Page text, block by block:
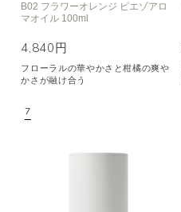
B02 フラワーオレンジ ピエゾアロ
マオイル 100ml
4,840円
フローラルの華やかさと柑橘の爽や
かさが融け合う